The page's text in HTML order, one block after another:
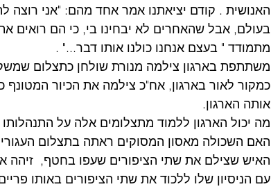
האנושית . קודם יציאתנו אמר אחד מהם: "אני רוצה
בעולם, אבל שהאחרים לא יבחינו בי, כי הם רואים
מתמודד " בעצם אנחנו כולנו אותו דבר..." .
משתתפת בארגון צילמה מנורת שולחן כתצלום
כמקור לאור בארגון, אח"כ צילמה את הכיור
אותה הארגון.
מה יכול הארגון ללמוד מתצלומים אלה על התנהלותו
האם השכולה מאסון המסוקים ראתה בתצלום
האיש שצילם את שתי הציפורים שעפו בחטף,  זיהה
עם הניסיון שלו ללכוד את שתי הציפורים באותו